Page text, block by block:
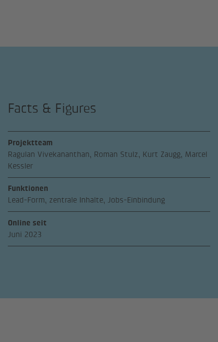
Facts & Figures
Projektteam
Ragulan Vivekananthan, Roman Stulz, Kurt Zaugg, Marcel
Kessler
Funktionen
Lead-Form, zentrale Inhalte, Jobs-Einbindung
Online seit
Juni 2023